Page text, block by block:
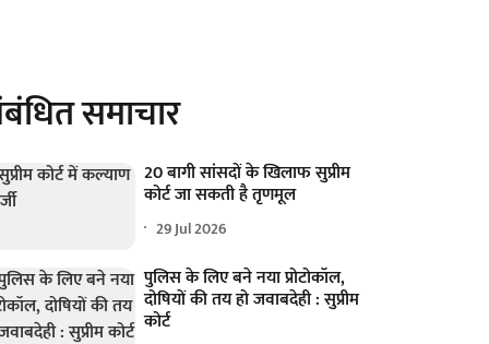
समाचार
20 बागी सांसदों के खिलाफ सुप्रीम
कोर्ट जा सकती है तृणमूल
29 Jul 2026
पुलिस के लिए बने नया प्रोटोकॉल,
दोषियों की तय हो जवाबदेही : सुप्रीम
कोर्ट